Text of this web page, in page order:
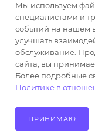
Любая
характер и
определяемой
Гражданского
Использование
на https://opt-
наличии
активной
Мы используем
специалистами и
событий на нашем
улучшать
обслуживание.
сайта, вы
Более подробные
Политике в
ПРИНИМАЮ